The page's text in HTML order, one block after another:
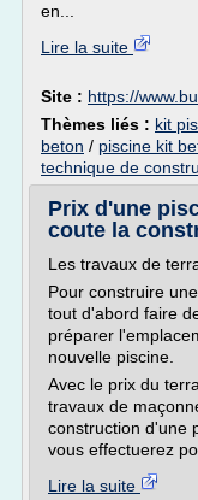
en...
Lire la suite
Site : https://
Thèmes liés : kit
beton / piscine kit
technique de
Prix d'une
coute la
Les travaux de
Pour construire
tout d'abord faire
préparer
nouvelle piscine.
Avec le prix du
travaux de
construction d'une
vous effectuerez
Lire la suite